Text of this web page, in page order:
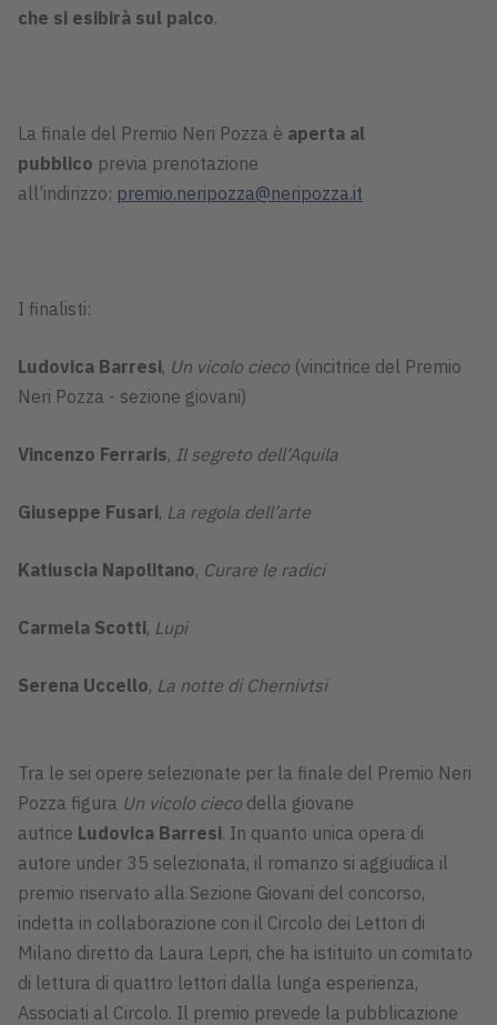
che si esibirà sul palco.
La finale del Premio Neri Pozza è aperta al
pubblico previa prenotazione
all’indirizzo: premio.neripozza@neripozza.it
I finalisti:
Ludovica Barresi, Un vicolo cieco (vincitrice del Premio
Neri Pozza - sezione giovani)
Vincenzo Ferraris, Il segreto dell’Aquila
Giuseppe Fusari, La regola dell’arte
Katiuscia Napolitano, Curare le radici
Carmela Scotti, Lupi
Serena Uccello, La notte di Chernivtsi
Tra le sei opere selezionate per la finale del Premio Neri
Pozza figura Un vicolo cieco della giovane
autrice Ludovica Barresi. In quanto unica opera di
autore under 35 selezionata, il romanzo si aggiudica il
premio riservato alla Sezione Giovani del concorso,
indetta in collaborazione con il Circolo dei Lettori di
Milano diretto da Laura Lepri, che ha istituito un comitato
di lettura di quattro lettori dalla lunga esperienza,
Associati al Circolo. Il premio prevede la pubblicazione